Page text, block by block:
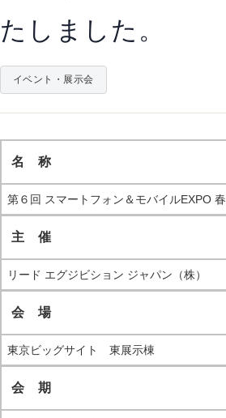
たしました。
イベント・展示会
名 称
第６回 スマートフォン＆モバイルEXPO 春
主 催
リード エグジビション ジャパン（株）
会 場
東京ビッグサイト 東展示棟
会 期